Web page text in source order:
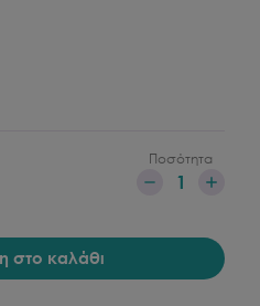
Ποσότητα
1
στο καλάθι